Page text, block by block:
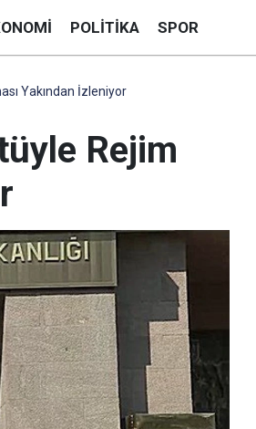
POLITIKA SPOR
Yakından İzleniyor
Rejim